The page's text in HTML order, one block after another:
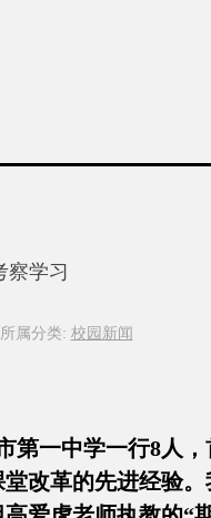
察学习
所属分类: 校园新闻
一中学一行8人
改革的先进经验